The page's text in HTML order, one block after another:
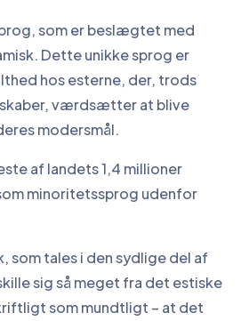
som er beslægtet med
Dette unikke sprog er
hos esterne, der, trods
værdsætter at blive
modersmål.
af landets 1,4 millioner
minoritetssprog udenfor
som tales i den sydlige del af
sig så meget fra det estiske
som mundtligt – at det